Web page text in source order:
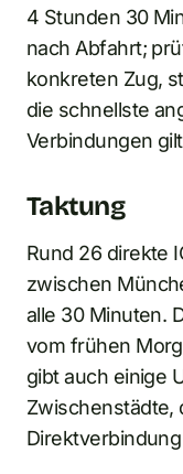
4 Stunden 30
nach Abfahrt;
konkreten Zug,
die schnellste
Verbindungen
Taktung
Rund 26 direkte
zwischen
alle 30 Minuten.
vom frühen
gibt auch einige
Zwischenstädte,